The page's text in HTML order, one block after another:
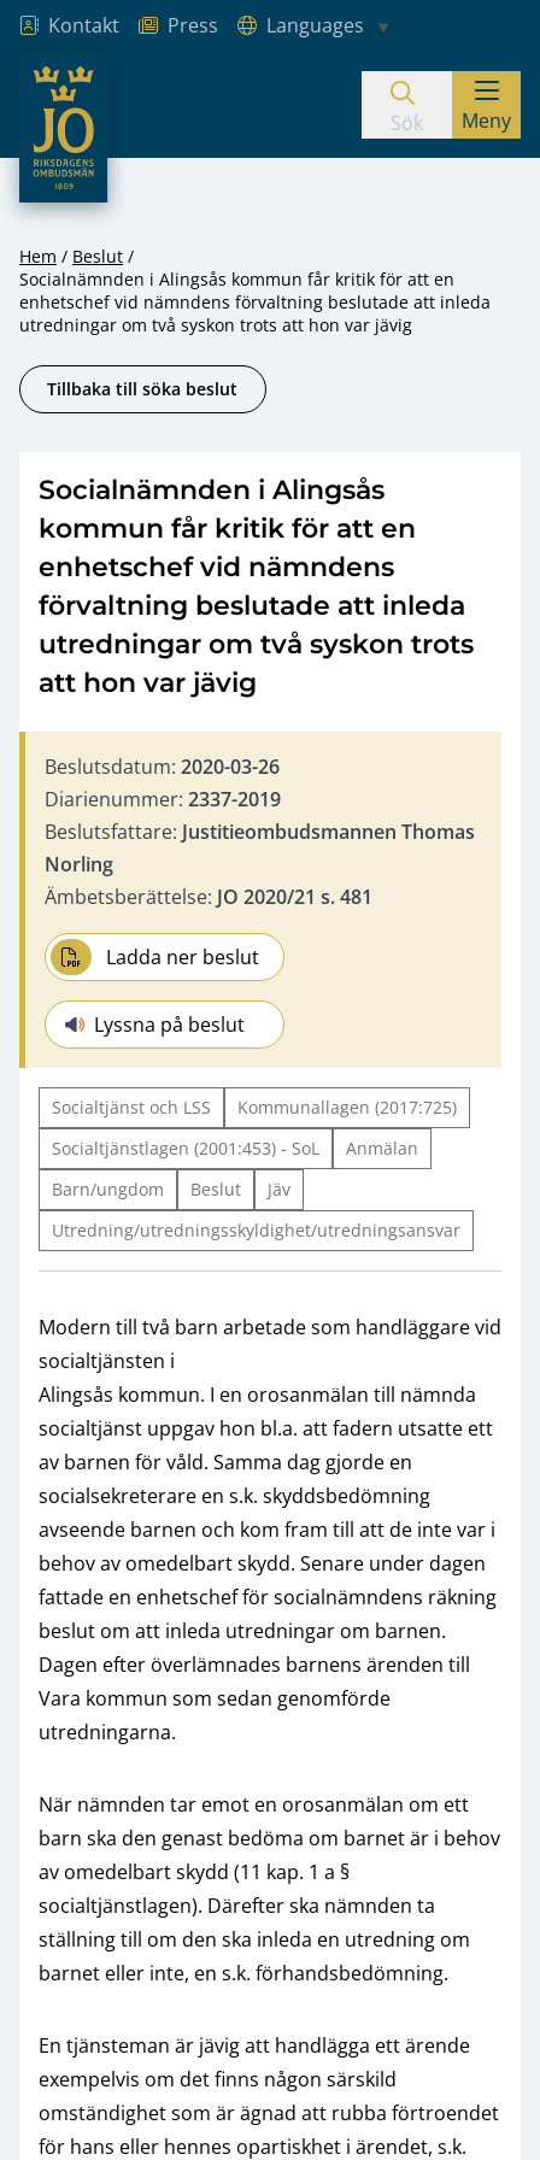
Hoppa till innehåll
Kontakt Press
Languages
JO – Riksdagens Ombudsmän
Sök Meny
Hem
Beslut
Socialnämnden i Alingsås kommun får kritik för att en
enhetschef vid nämndens förvaltning beslutade att inleda
utredningar om två syskon trots att hon var jävig
Tillbaka till söka beslut
Socialnämnden i Alingsås
kommun får kritik för att en
enhetschef vid nämndens
förvaltning beslutade att inleda
utredningar om två syskon trots
att hon var jävig
Beslutsdatum: 2020-03-26
Diarienummer: 2337-2019
Beslutsfattare: Justitieombudsmannen Thomas
Norling
Ämbetsberättelse: JO 2020/21 s. 481
Ladda ner beslut
Lyssna på beslut
Socialtjänst och LSS
Kommunallagen (2017:725)
Socialtjänstlagen (2001:453) - SoL
Anmälan
Barn/ungdom
Beslut
Jäv
Utredning/utredningsskyldighet/utredningsansvar
Modern till två barn arbetade som handläggare vid
socialtjänsten i
Alingsås kommun. I en orosanmälan till nämnda
socialtjänst uppgav hon bl.a. att fadern utsatte ett
av barnen för våld. Samma dag gjorde en
socialsekreterare en s.k. skyddsbedömning
avseende barnen och kom fram till att de inte var i
behov av omedelbart skydd. Senare under dagen
fattade en enhetschef för socialnämndens räkning
beslut om att inleda utredningar om barnen.
Dagen efter överlämnades barnens ärenden till
Vara kommun som sedan genomförde
utredningarna.
När nämnden tar emot en orosanmälan om ett
barn ska den genast bedöma om barnet är i behov
av omedelbart skydd (11 kap. 1 a §
socialtjänstlagen). Därefter ska nämnden ta
ställning till om den ska inleda en utredning om
barnet eller inte, en s.k. förhandsbedömning.
En tjänsteman är jävig att handlägga ett ärende
exempelvis om det finns någon särskild
omständighet som är ägnad att rubba förtroendet
för hans eller hennes opartiskhet i ärendet, s.k.